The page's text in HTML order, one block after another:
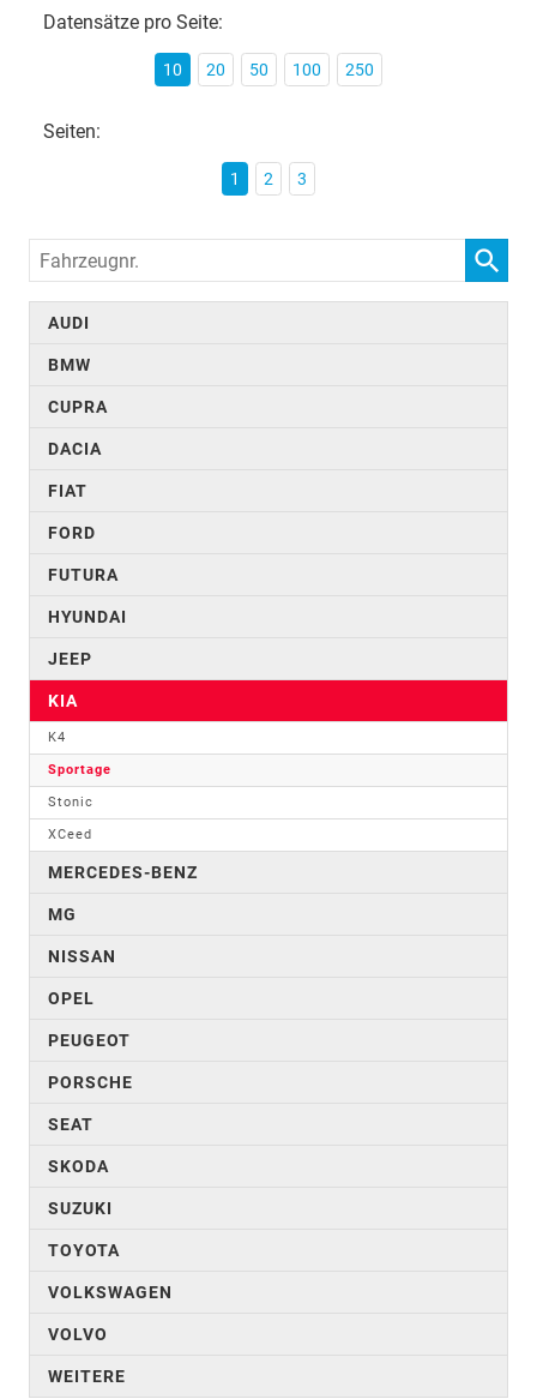
Datensätze pro Seite:
10 20 50 100 250
Seiten:
1 2 3
Fahrzeugnr.
AUDI
BMW
CUPRA
DACIA
FIAT
FORD
FUTURA
HYUNDAI
JEEP
KIA
K4
Sportage
Stonic
XCeed
MERCEDES-BENZ
MG
NISSAN
OPEL
PEUGEOT
PORSCHE
SEAT
SKODA
SUZUKI
TOYOTA
VOLKSWAGEN
VOLVO
WEITERE